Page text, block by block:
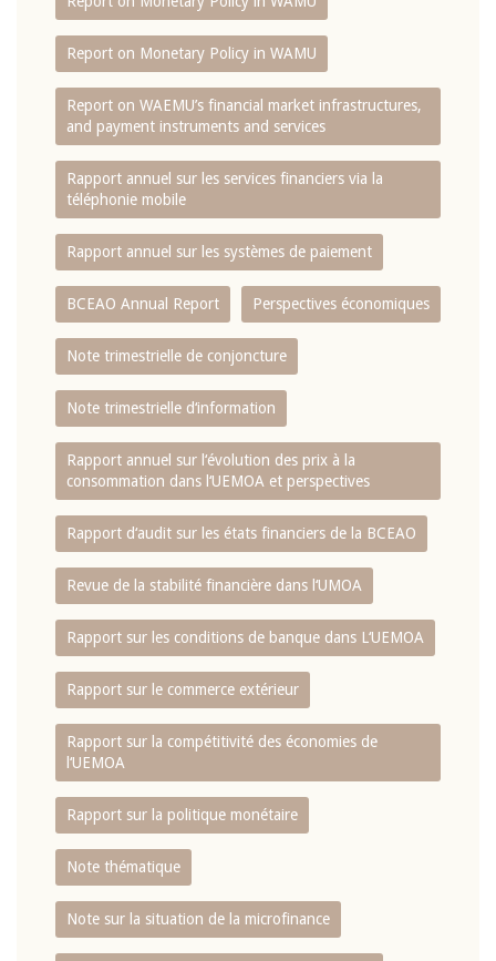
Report on Monetary Policy in WAMU
Report on WAEMU’s financial market infrastructures,
and payment instruments and services
Rapport annuel sur les services financiers via la
téléphonie mobile
Rapport annuel sur les systèmes de paiement
BCEAO Annual Report Perspectives économiques
Note trimestrielle de conjoncture
Note trimestrielle d‘information
Rapport annuel sur l‘évolution des prix à la
consommation dans l‘UEMOA et perspectives
Rapport d‘audit sur les états financiers de la BCEAO
Revue de la stabilité financière dans l‘UMOA
Rapport sur les conditions de banque dans L‘UEMOA
Rapport sur le commerce extérieur
Rapport sur la compétitivité des économies de
l‘UEMOA
Rapport sur la politique monétaire
Note thématique
Note sur la situation de la microfinance